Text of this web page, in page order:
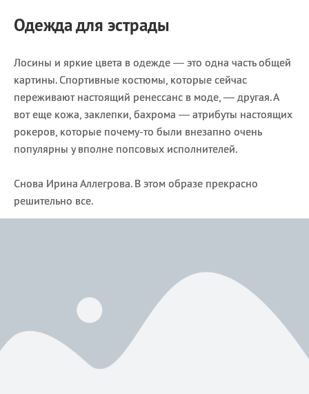
Одежда для эстрады
Лосины и яркие цвета в одежде — это одна часть общей
картины. Спортивные костюмы, которые сейчас
переживают настоящий ренессанс в моде, — другая. А
вот еще кожа, заклепки, бахрома — атрибуты настоящих
рокеров, которые почему-то были внезапно очень
популярны у вполне попсовых исполнителей.
Снова Ирина Аллегрова. В этом образе прекрасно
решительно все.